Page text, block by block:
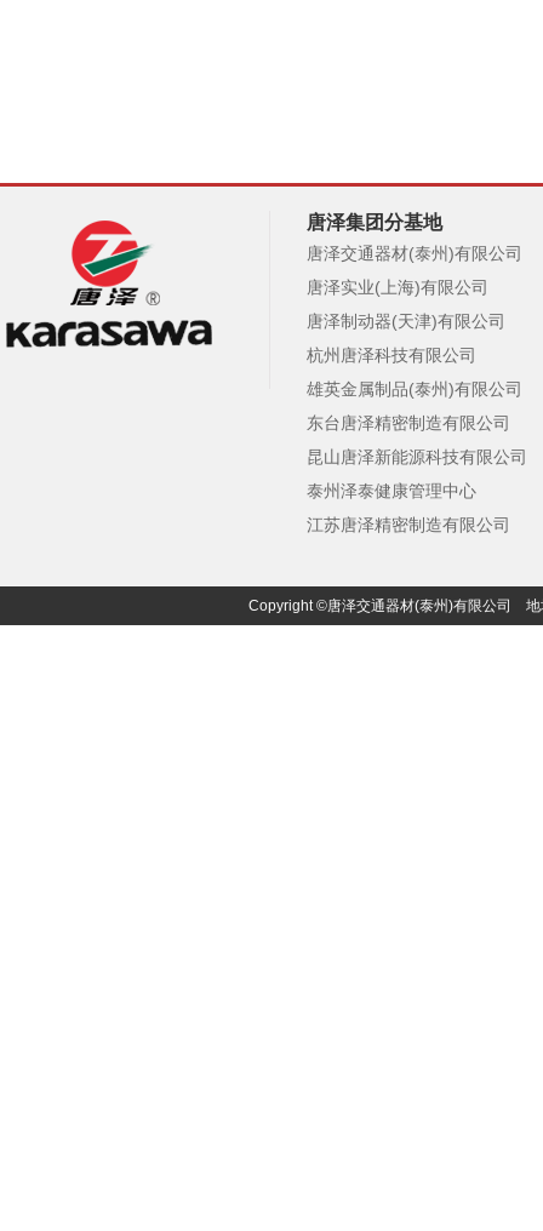
唐泽集团分基地
唐泽交通器材(泰州)有限公司
唐泽实业(上海)有限公司
唐泽制动器(天津)有限公司
杭州唐泽科技有限公司
雄英金属制品(泰州)有限公司
东台唐泽精密制造有限公司
昆山唐泽新能源科技有限公司
泰州泽泰健康管理中心
江苏唐泽精密制造有限公司
Copyright ©唐泽交通器材(泰州)有限公司